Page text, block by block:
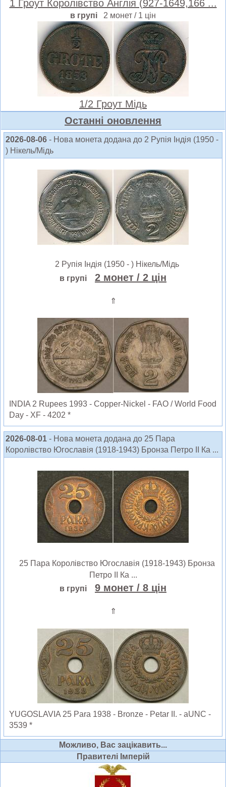
1 Гроут Королівство Англія (927-1649,166 ...
в групі 2 монет / 1 цін
1/2 Гроут Мідь
Oстанні оновлення
2026-08-06 - Нова монета додана до 2 Рупія Індія (1950 -
) Нікель/Мідь
2 Рупія Індія (1950 - ) Нікель/Мідь
в групі
2 монет / 2 цін
⇑
INDIA 2 Rupees 1993 - Copper-Nickel - FAO / World Food
Day - XF - 4202 *
2026-08-01 - Нова монета додана до 25 Пара
Королівство Югославія (1918-1943) Бронза Петро ІІ Ка ...
25 Пара Королівство Югославія (1918-1943) Бронза
Петро ІІ Ка ...
в групі
9 монет / 8 цін
⇑
YUGOSLAVIA 25 Para 1938 - Bronze - Petar II. - aUNC -
3539 *
Можливо, Вас зацікавить...
Правителі Імперій